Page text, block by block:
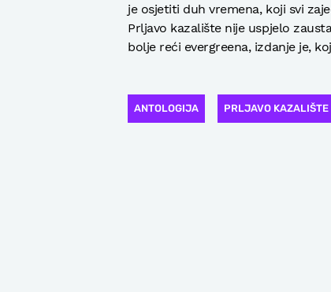
je osjetiti duh vremena, koji svi
Prljavo kazalište nije uspjelo
bolje reći evergreena, izdanje je,
ANTOLOGIJA PRLJAVO KAZALIŠTE